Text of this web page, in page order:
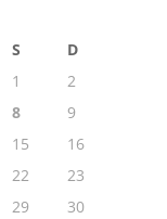
S
D
1
2
8
9
15
16
22
23
29
30